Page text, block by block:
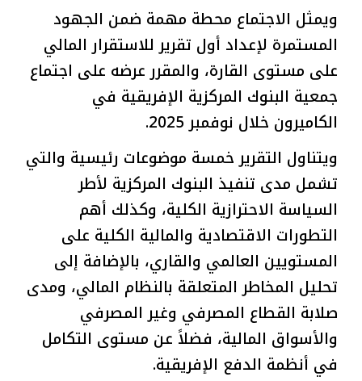
ويمثل الاجتماع محطة مهمة ضمن الجهود
المستمرة لإعداد أول تقرير للاستقرار المالي
على مستوى القارة، والمقرر عرضه على اجتماع
جمعية البنوك المركزية الإفريقية في
الكاميرون خلال نوفمبر 2025.
ويتناول التقرير خمسة موضوعات رئيسية والتي
تشمل مدى تنفيذ البنوك المركزية لأطر
السياسة الاحترازية الكلية، وكذلك أهم
التطورات الاقتصادية والمالية الكلية على
المستويين العالمي والقاري، بالإضافة إلى
تحليل المخاطر المتعلقة بالنظام المالي، ومدى
صلابة القطاع المصرفي وغير المصرفي
والأسواق المالية، فضلاً عن مستوى التكامل
في أنظمة الدفع الإفريقية.